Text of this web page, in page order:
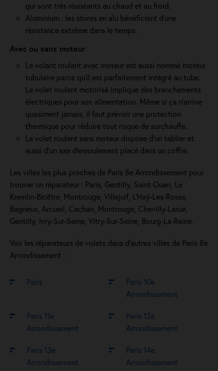
qui sont très résistants au chaud et au froid.
Aluminium : les stores en alu bénéficient d'une
résistance extrême dans le temps.
Avec ou sans moteur
Le volant roulant avec moteur est aussi nommé moteur
tubulaire parce qu'il est parfaitement intégré au tube.
Le volet roulant motorisé implique des branchements
électriques pour son alimentation. Même si ça n'arrive
quasiment jamais, il faut prévoir une protection
thermique pour réduire tout risque de surchauffe.
Le volet roulant sans moteur dispose d'un tablier et
aussi d'un axe d'enroulement placé dans un coffre.
Les villes les plus proches de Paris 8e Arrondissement pour
trouver un réparateur : Paris, Gentilly, Saint-Ouen, Le
Kremlin-Bicêtre, Montrouge, Villejuif, L'Haÿ-Les-Roses,
Bagneux, Arcueil, Cachan, Montrouge, Chevilly-Larue,
Gentilly, Ivry-Sur-Seine, Vitry-Sur-Seine, Bourg-La-Reine.
Voir les réparateurs de volets dans d’autres villes de Paris 8e
Arrondissement :
Paris
Paris 10e
Arrondissement
Paris 11e
Arrondissement
Paris 12e
Arrondissement
Paris 13e
Arrondissement
Paris 14e
Arrondissement